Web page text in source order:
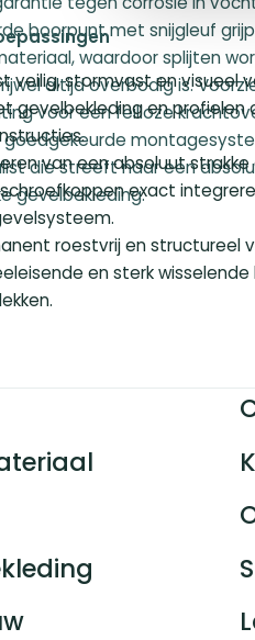
boorpunt met snijgleuf
waardoor splijten
altijd overbodig is.
voor een feilloze
die streeft naar een
gevelbekleding.
veilig, stormvast en visueel
gevelbekleding en profielen
van een absoluut
exact
roestvrij en structureel
en sterk